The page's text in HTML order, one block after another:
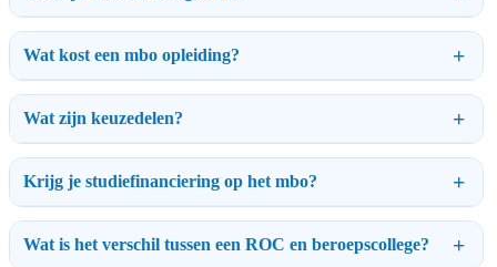
Wat kost een mbo opleiding?
Wat zijn keuzedelen?
Krijg je studiefinanciering op het mbo?
Wat is het verschil tussen een ROC en beroepscollege?